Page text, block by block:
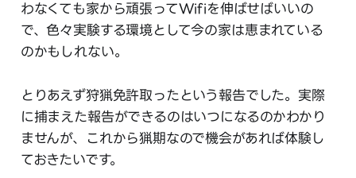
わなくても家から頑張ってWifiを伸ばせばいいの
で、色々実験する環境として今の家は恵まれている
のかもしれない。
とりあえず狩猟免許取ったという報告でした。実際
に捕まえた報告ができるのはいつになるのかわかり
ませんが、これから猟期なので機会があれば体験し
ておきたいです。